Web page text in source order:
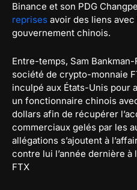
Binance et son PDG
reprises avoir des liens avec
gouvernement chinois.
Entre-temps, Sam
société de crypto-monnaie
inculpé aux États-Unis pour
un fonctionnaire chinois
dollars afin de récupérer
commerciaux gelés par les
allégations s’ajoutent à
contre lui l’année dernière à
FTX